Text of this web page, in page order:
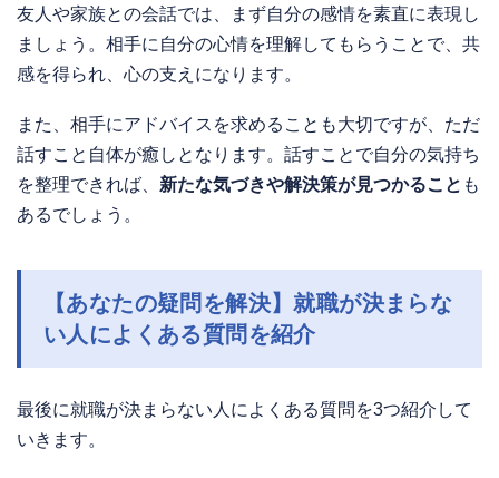
友人や家族との会話では、まず自分の感情を素直に表現し
ましょう。相手に自分の心情を理解してもらうことで、共
感を得られ、心の支えになります。
また、相手にアドバイスを求めることも大切ですが、ただ
話すこと自体が癒しとなります。話すことで自分の気持ち
を整理できれば、 新たな気づきや解決策が見つかること も
あるでしょう。
【あなたの疑問を解決】就職が決まらな
い人によくある質問を紹介
最後に就職が決まらない人によくある質問を3つ紹介して
いきます。